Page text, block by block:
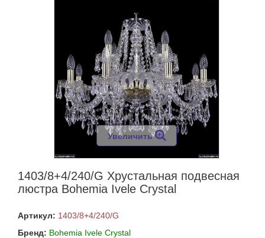
Увеличить
1403/8+4/240/G Хрустальная подвесная
люстра Bohemia Ivele Crystal
Артикул: 1403/8+4/240/G
Бренд: Bohemia Ivele Crystal